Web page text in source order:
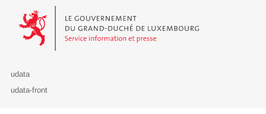
Le Gouvernement du Grand-Duché de Luxembourg - Service
udata
udata-front